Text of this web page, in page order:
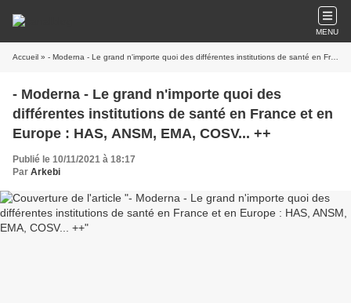
MENU
Accueil » - Moderna - Le grand n'importe quoi des différentes institutions de santé en France et en Europe : HAS, ANSM, EMA, COSV... ++
- Moderna - Le grand n'importe quoi des
différentes institutions de santé en France et en
Europe : HAS, ANSM, EMA, COSV... ++
Publié le 10/11/2021 à 18:17
Par Arkebi